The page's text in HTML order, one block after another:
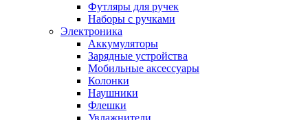
Футляры для ручек
Наборы с ручками
Электроника
Аккумуляторы
Зарядные устройства
Мобильные аксессуары
Колонки
Наушники
Флешки
Увлажнители